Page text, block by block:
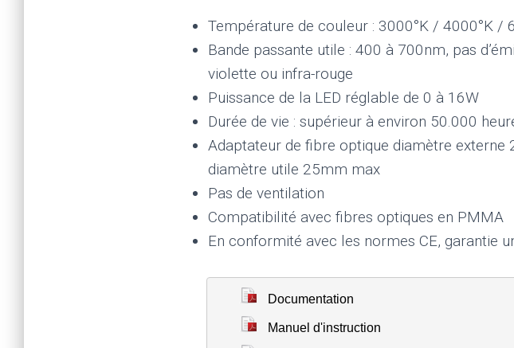
Température de couleur : 3000°K / 4000°K /
Bande passante utile : 400 à 700nm, pas
violette ou infra-rouge
Puissance de la LED réglable de 0 à 16W
Durée de vie : supérieur à environ 50.000
Adaptateur de fibre optique diamètre externe
diamètre utile 25mm max
Pas de ventilation
Compatibilité avec fibres optiques en PMMA
En conformité avec les normes CE, garantie
Documentation
Manuel d'instruction